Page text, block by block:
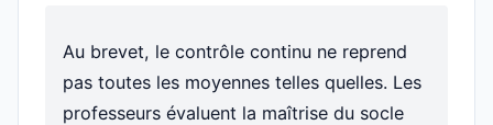
Au brevet, le contrôle continu ne reprend
pas toutes les moyennes telles quelles. Les
professeurs évaluent la maîtrise du socle